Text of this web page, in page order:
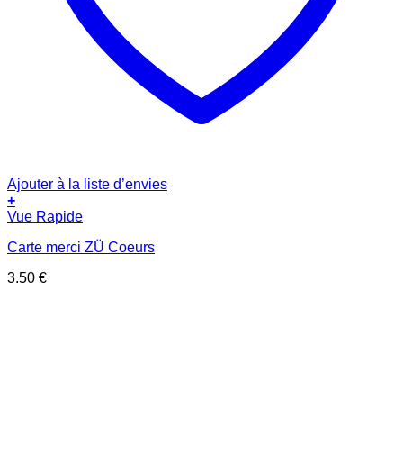
Ajouter à la liste d’envies
+
Vue Rapide
Carte merci ZÜ Coeurs
3.50 €